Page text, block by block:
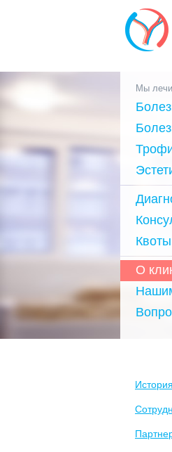
Мы
О